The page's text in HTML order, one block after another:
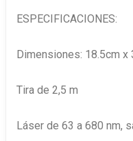
ESPECIFICACIONES:
Dimensiones: 18.5cm x
Tira de 2,5 m
Láser de 63 a 680 nm,